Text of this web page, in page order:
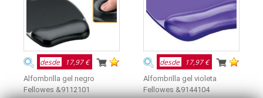
desde 17,97 €
Alfombrilla gel negro
Fellowes &9112101
desde 17,97 €
Alfombrilla gel violeta
Fellowes &9144104